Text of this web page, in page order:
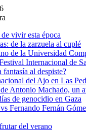
vivir esta época
de la zarzuela al cuplé
de la Universidad
Internacional de
al despiste?
del Ajo en Las
Antonio Machado, un
de genocidio en Gaza
Fernando Fernán
del verano